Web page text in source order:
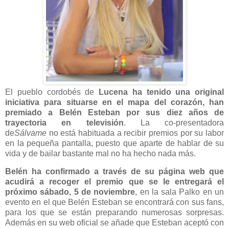
El pueblo cordobés de
Lucena ha tenido una original
iniciativa para situarse en el mapa del corazón, han
premiado a Belén Esteban por sus diez años de
trayectoria en televisión. La co-presentadora
deSálvame no está habituada a recibir premios por su labor
en la pequeña pantalla, puesto que aparte de hablar de su
vida y de bailar bastante mal no ha hecho nada más.
Belén ha confirmado a través de su página web que
acudirá a recoger el premio que se le entregará el
próximo sábado, 5 de noviembre, en la sala Palko en un
evento en el que Belén Esteban se encontrará con sus fans,
para los que se están preparando numerosas sorpresas.
Además en su web oficial se añade que Esteban aceptó con